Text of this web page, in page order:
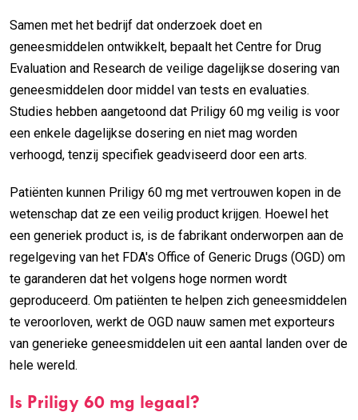
Samen met het bedrijf dat onderzoek doet en
geneesmiddelen ontwikkelt, bepaalt het Centre for Drug
Evaluation and Research de veilige dagelijkse dosering van
geneesmiddelen door middel van tests en evaluaties.
Studies hebben aangetoond dat Priligy 60 mg veilig is voor
een enkele dagelijkse dosering en niet mag worden
verhoogd, tenzij specifiek geadviseerd door een arts.
Patiënten kunnen Priligy 60 mg met vertrouwen kopen in de
wetenschap dat ze een veilig product krijgen. Hoewel het
een generiek product is, is de fabrikant onderworpen aan de
regelgeving van het FDA's Office of Generic Drugs (OGD) om
te garanderen dat het volgens hoge normen wordt
geproduceerd. Om patiënten te helpen zich geneesmiddelen
te veroorloven, werkt de OGD nauw samen met exporteurs
van generieke geneesmiddelen uit een aantal landen over de
hele wereld.
Is Priligy 60 mg legaal?